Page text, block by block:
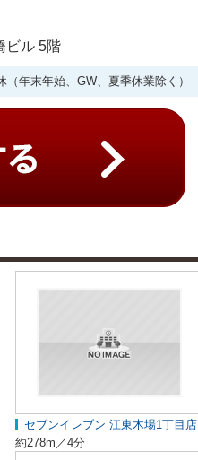
ビル 5階
年末年始、GW、夏季休業除く）
セブンイレブン 江東木場1丁目店
約278m／4分